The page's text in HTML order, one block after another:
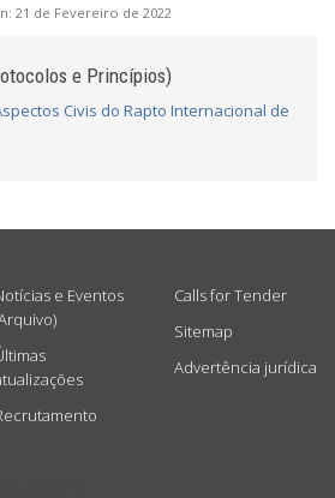
21 de Fevereiro de 2022
e Princípios)
Civis do Rapto Internacional de
e Eventos
Calls for Tender
Sitemap
Advertência jurídica